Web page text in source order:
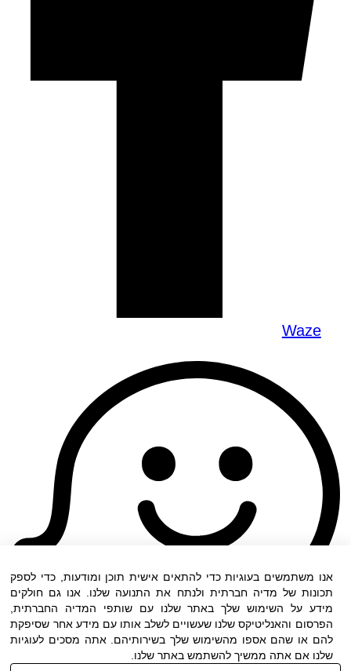
Waze
אנו משתמשים בעוגיות כדי להתאים אישית תוכן ומודעות, כדי לספק
תכונות של מדיה חברתית ולנתח את התנועה שלנו. אנו גם חולקים
מידע על השימוש שלך באתר שלנו עם שותפי המדיה החברתית,
הפרסום והאנליטיקס שלנו שעשויים לשלב אותו עם מידע אחר שסיפקת
להם או שהם אספו מהשימוש שלך בשירותיהם. אתה מסכים לעוגיות
שלנו אם אתה ממשיך להשתמש באתר שלנו.